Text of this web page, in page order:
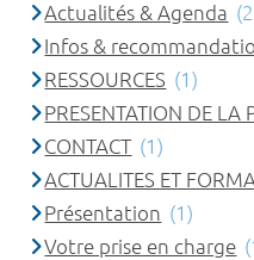
Actualités & Agenda
Infos &
RESSOURCES (1)
PRESENTATION DE LA
CONTACT (1)
ACTUALITES ET
Présentation (1)
Votre prise en charge